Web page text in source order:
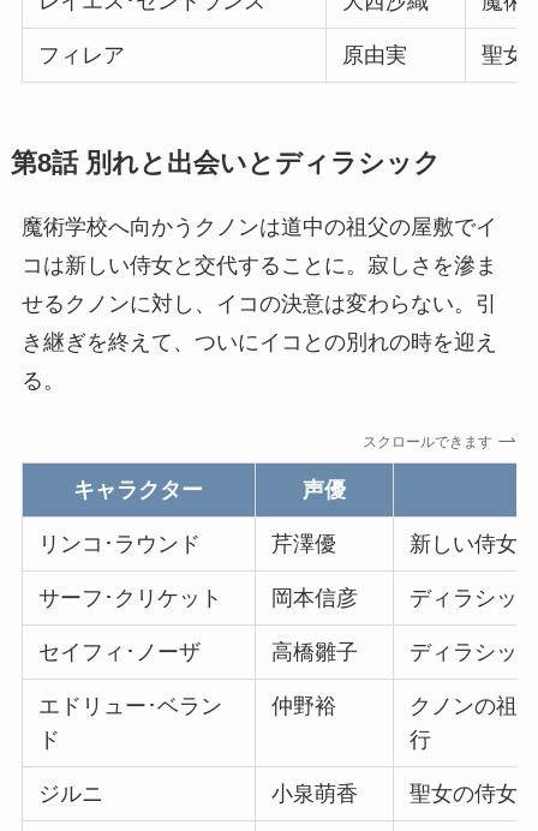
フィレア 原由実 聖女
第8話 別れと出会いとディラシック
魔術学校へ向かうクノンは道中の祖父の屋敷でイ
コは新しい侍女と交代することに。寂しさを滲ま
せるクノンに対し、イコの決意は変わらない。引
き継ぎを終えて、ついにイコとの別れの時を迎え
る。
スクロールできます
キャラクター 声優
リンコ･ラウンド 芹澤優 新しい侍女
サーフ･クリケット 岡本信彦 ディラシッ
セイフィ･ノーザ 高橋雛子 ディラシッ
エドリュー･ベラン
ド
仲野裕
クノンの祖
行
ジルニ 小泉萌香 聖女の侍女